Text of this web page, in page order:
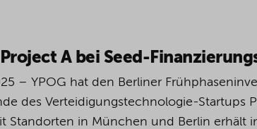
A bei Seed-
– YPOG hat den Berliner
des Verteidigungstechnologie-Startups
Standorten in München und Berlin erhält